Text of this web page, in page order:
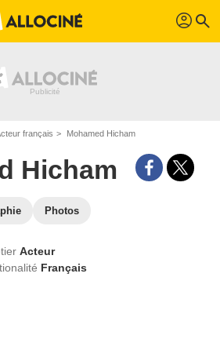
profil search
français Mohamed Hicham
Hicham
Photos
Acteur
Français